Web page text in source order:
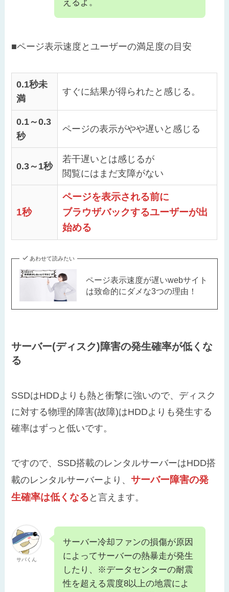
えるよ。
■ページ表示速度とユーザーの満足度の目安
0.1秒未
満
すぐに結果が得られたと感じる。
0.1～0.3
秒
ページの表示がやや遅いと感じる
0.3～1秒
若干遅いとは感じるが
閲覧にはまだ支障がない
1秒
ページを表示される前に
ブラウザバックするユーザーが出
始める
あわせて読みたい
ページ表示速度が遅いwebサイト
は致命的にダメな3つの理由！
サーバー(ディスク)障害の発生確率が低くな
る
SSDはHDDよりも熱と衝撃に強いので、ディスク
に対する物理的障害(故障)はHDDよりも発生する
確率はずっと低いです。
ですので、SSD搭載のレンタルサーバーはHDD搭
載のレンタルサーバーより、サーバー障害の発
生確率は低くなる と言えます。
サバくん
サーバー冷却ファンの損傷が原因
によってサーバーの熱暴走が発生
したり、※データセンターの耐震
性を超える震度8以上の地震によ